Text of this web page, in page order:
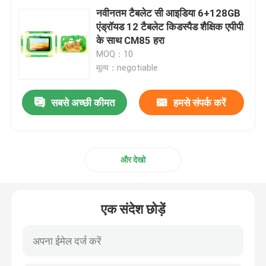
एंड्रॉयड टैबलेट पीसी
टच स्क्रीन टैबलेट
नवीनतम टैबलेट सी आइडिया 6+128GB
एंड्रॉयड 12 टैबलेट किडस्पैड शैक्षिक एपीपी
के साथ CM85 हरा
MOQ：10
मूल्य：negotiable
सबसे अच्छी कीमत हमसे संपर्क करें
और देखो
एक संदेश छोड़ें